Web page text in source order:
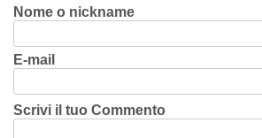
Nome o nickname
E-mail
Scrivi il tuo Commento